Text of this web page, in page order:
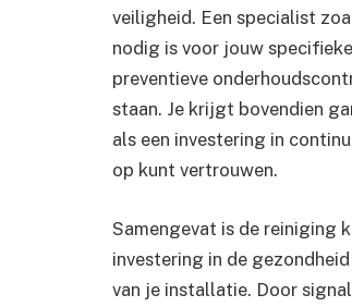
veiligheid. Een specialist
nodig is voor jouw
preventieve
staan. Je krijgt bovendien
als een investering in
op kunt vertrouwen.
Samengevat is de reiniging
investering in de
van je installatie. Door